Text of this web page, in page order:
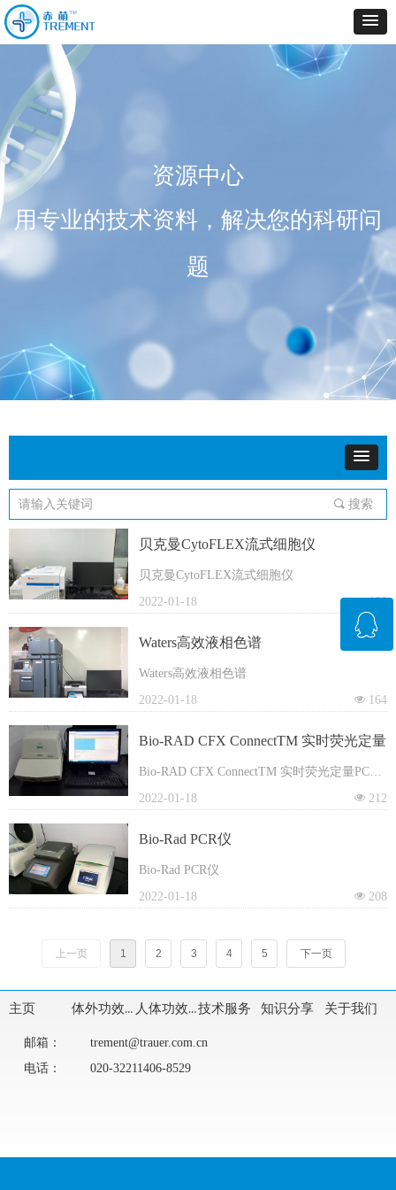
贝克曼CytoFLEX流式细胞仪
贝克曼CytoFLEX流式细胞仪
넶 180
2022-01-18
Waters高效液相色谱
Waters高效液相色谱
넶 164
2022-01-18
Bio-RAD CFX ConnectTM 实时荧光定量
PCR仪
Bio-RAD CFX ConnectTM 实时荧光定量PCR
仪
넶 212
2022-01-18
Bio-Rad PCR仪
Bio-Rad PCR仪
넶 208
2022-01-18
上一页 1 2 3 4 5 下一页
끠 搜索
资源中心
用专业的技术资料，解决您的科研问
题
主页 体外功效评价 人体功效评价技术服务 知识分享 关于我们
邮箱：
trement@trauer.com.cn
电话：
020-32211406-8529
ꁗ